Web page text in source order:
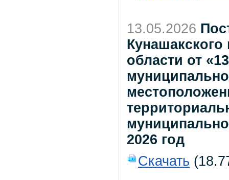
13.05.2026
области от
2026 год
Скачать